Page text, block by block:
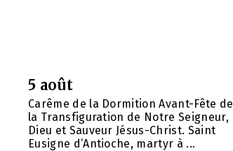
5 août
Carême de la Dormition Avant-Fête de
la Transfiguration de Notre Seigneur,
Dieu et Sauveur Jésus-Christ. Saint
Eusigne d’Antioche, martyr à ...